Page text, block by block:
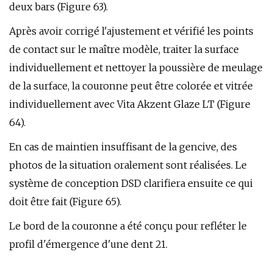
deux bars (Figure 63).
Après avoir corrigé l'ajustement et vérifié les points
de contact sur le maître modèle, traiter la surface
individuellement et nettoyer la poussière de meulage
de la surface, la couronne peut être colorée et vitrée
individuellement avec Vita Akzent Glaze LT (Figure
64).
En cas de maintien insuffisant de la gencive, des
photos de la situation oralement sont réalisées. Le
système de conception DSD clarifiera ensuite ce qui
doit être fait (Figure 65).
Le bord de la couronne a été conçu pour refléter le
profil d'émergence d'une dent 21.